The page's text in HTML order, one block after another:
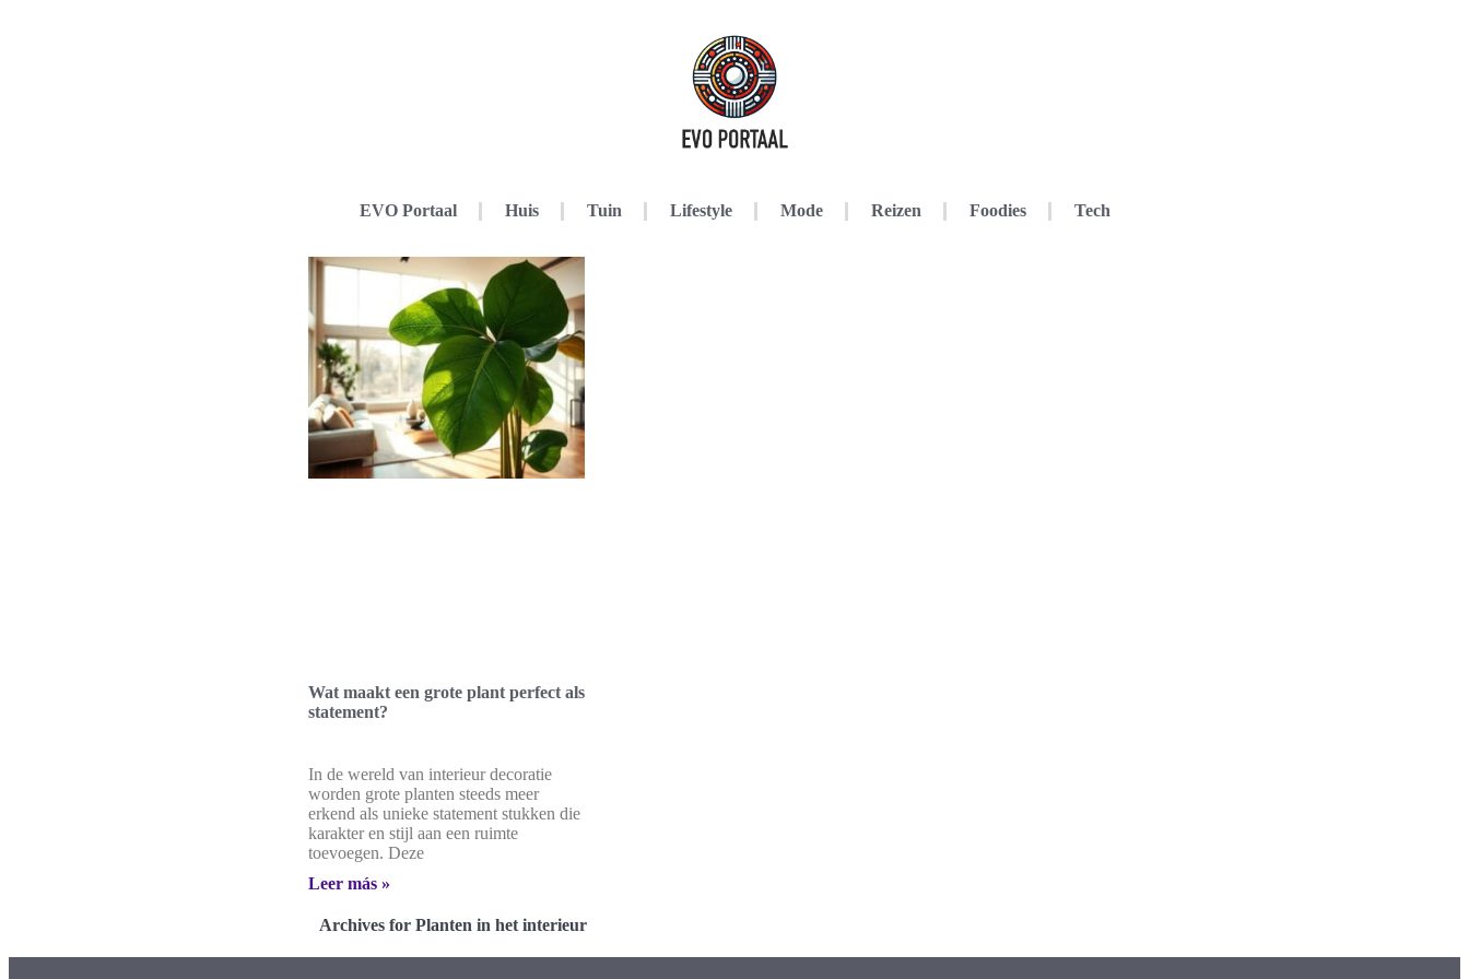
EVO Portaal Huis Tuin Lifestyle Mode Reizen Foodies Tech
Wat maakt een grote plant perfect als
statement?
In de wereld van interieur decoratie
worden grote planten steeds meer
erkend als unieke statement stukken die
karakter en stijl aan een ruimte
toevoegen. Deze
Leer más »
Archives for Planten in het interieur